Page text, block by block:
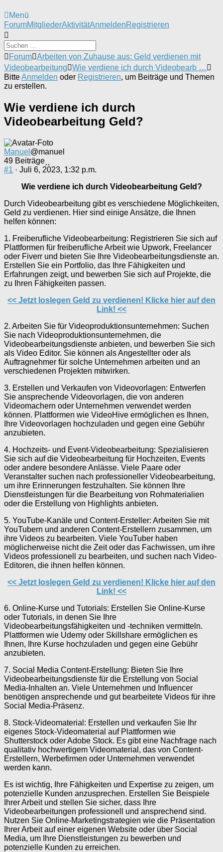
Menü
Forum-
Navigation
ForumMitgliederAktivitätAnmeldenRegistrieren
Forum-
Breadcrumbs
-
Du
bist
Forum Arbeiten von Zuhause aus: Geld verdienen mit
Videobearbeitung
Wie verdiene ich durch Videobearb …
BitteAnmelden oder Registrieren, um Beiträge und Themen
zu erstellen.
Wie verdiene ich durch
Videobearbeitung Geld?
Manuel @manuel
49 Beiträge
#1 · Juli 6, 2023, 1:32 p.m.
Wie verdiene ich durch Videobearbeitung Geld?
Durch Videobearbeitung gibt es verschiedene Möglichkeiten,
Geld zu verdienen. Hier sind einige Ansätze, die Ihnen
helfen können:
1. Freiberufliche Videobearbeitung: Registrieren Sie sich auf
Plattformen für freiberufliche Arbeit wie Upwork, Freelancer
oder Fiverr und bieten Sie Ihre Videobearbeitungsdienste an.
Erstellen Sie ein Portfolio, das Ihre Fähigkeiten und
Erfahrungen zeigt, und bewerben Sie sich auf Projekte, die
zu Ihren Fähigkeiten passen.
<< Jetzt loslegen Geld zu verdienen! Klicke hier auf den
Link! <<
2. Arbeiten Sie für Videoproduktionsunternehmen: Suchen
Sie nach Videoproduktionsunternehmen, die
Videobearbeitungsdienste anbieten, und bewerben Sie sich
als Video Editor. Sie können als Angestellter oder als
Auftragnehmer für solche Unternehmen arbeiten und an
verschiedenen Projekten mitwirken.
3. Erstellen und Verkaufen von Videovorlagen: Entwerfen
Sie ansprechende Videovorlagen, die von anderen
Videomachern oder Unternehmen verwendet werden
können. Plattformen wie VideoHive ermöglichen es Ihnen,
Ihre Videovorlagen hochzuladen und gegen eine Gebühr
anzubieten.
4. Hochzeits- und Event-Videobearbeitung: Spezialisieren
Sie sich auf die Videobearbeitung für Hochzeiten, Events
oder andere besondere Anlässe. Viele Paare oder
Veranstalter suchen nach professioneller Videobearbeitung,
um ihre Erinnerungen festzuhalten. Sie können Ihre
Dienstleistungen für die Bearbeitung von Rohmaterialien
oder die Erstellung von Highlights anbieten.
5. YouTube-Kanäle und Content-Ersteller: Arbeiten Sie mit
YouTubern und anderen Content-Erstellern zusammen, um
ihre Videos zu bearbeiten. Viele YouTuber haben
möglicherweise nicht die Zeit oder das Fachwissen, um ihre
Videos professionell zu bearbeiten, und suchen nach Video-
Editoren, die ihnen helfen können.
<< Jetzt loslegen Geld zu verdienen! Klicke hier auf den
Link! <<
6. Online-Kurse und Tutorials: Erstellen Sie Online-Kurse
oder Tutorials, in denen Sie Ihre
Videobearbeitungsfähigkeiten und -techniken vermitteln.
Plattformen wie Udemy oder Skillshare ermöglichen es
Ihnen, Ihre Kurse hochzuladen und gegen eine Gebühr
anzubieten.
7. Social Media Content-Erstellung: Bieten Sie Ihre
Videobearbeitungsdienste für die Erstellung von Social
Media-Inhalten an. Viele Unternehmen und Influencer
benötigen ansprechende und gut bearbeitete Videos für ihre
Social Media-Präsenz.
8. Stock-Videomaterial: Erstellen und verkaufen Sie Ihr
eigenes Stock-Videomaterial auf Plattformen wie
Shutterstock oder Adobe Stock. Es gibt eine Nachfrage nach
qualitativ hochwertigem Videomaterial, das von Content-
Erstellern, Werbefirmen oder Unternehmen verwendet
werden kann.
Es ist wichtig, Ihre Fähigkeiten und Expertise zu zeigen, um
potenzielle Kunden anzusprechen. Erstellen Sie Beispiele
Ihrer Arbeit und stellen Sie sicher, dass Ihre
Videobearbeitungen professionell und ansprechend sind.
Nutzen Sie Online-Marketingstrategien wie die Präsentation
Ihrer Arbeit auf einer eigenen Website oder über Social
Media, um Ihre Dienstleistungen zu bewerben und
potenzielle Kunden zu erreichen.